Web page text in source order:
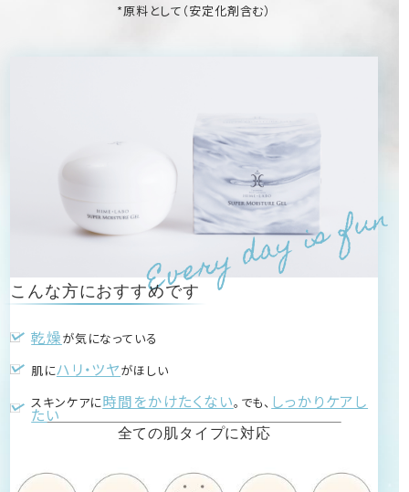
*原料として（安定化剤含む）
Every day is fun
こんな方におすすめです
乾燥が気になっている
肌にハリ・ツヤがほしい
スキンケアに時間をかけたくない。でも、 しっかりケアし
たい
全ての肌タイプに対応